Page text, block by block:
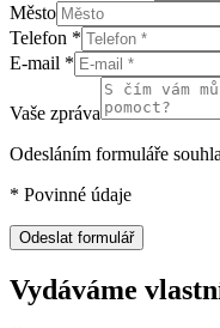
Město
Telefon *
E-mail *
Vaše zpráva
Odesláním formuláře
* Povinné údaje
Odeslat formulář
Vydáváme